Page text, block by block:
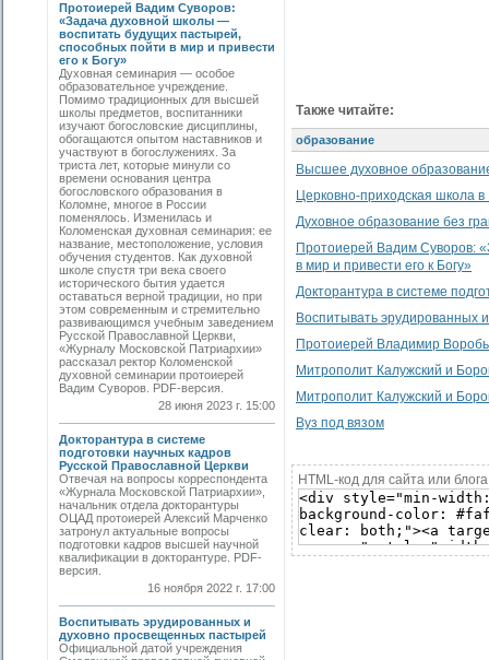
Протоиерей Вадим Суворов:
«Задача духовной школы —
воспитать будущих пастырей,
способных пойти в мир и привести
его к Богу»
Духовная семинария — особое
образовательное учреждение.
Помимо традиционных для высшей
школы предметов, воспитанники
изучают богословские дисциплины,
обогащаются опытом наставников и
участвуют в богослужениях. За
триста лет, которые минули со
времени основания центра
богословского образования в
Коломне, многое в России
поменялось. Изменилась и
Коломенская духовная семинария: ее
название, местоположение, условия
обучения студентов. Как духовной
школе спустя три века своего
исторического бытия удается
оставаться верной традиции, но при
этом современным и стремительно
развивающимся учебным заведением
Русской Православной Церкви,
«Журналу Московской Патриархии»
рассказал ректор Коломенской
духовной семинарии протоиерей
Вадим Суворов. PDF-версия.
28 июня 2023 г. 15:00
Докторантура в системе
подготовки научных кадров
Русской Православной Церкви
Отвечая на вопросы корреспондента
«Журнала Московской Патриархии»,
начальник отдела докторантуры
ОЦАД протоиерей Алексий Марченко
затронул актуальные вопросы
подготовки кадров высшей научной
квалификации в докторантуре. PDF-
версия.
16 ноября 2022 г. 17:00
Воспитывать эрудированных и
духовно просвещенных пастырей
Официальной датой учреждения
Также читайте:
образование
Высшее духовное
Церковно-приходская школа
Духовное образование без
Протоиерей Вадим Суворов:
в мир и привести его к Богу»
Докторантура в системе
Воспитывать эрудированных
Протоиерей Владимир
Митрополит Калужский и
Митрополит Калужский и
Вуз под вязом
HTML-код для сайта или